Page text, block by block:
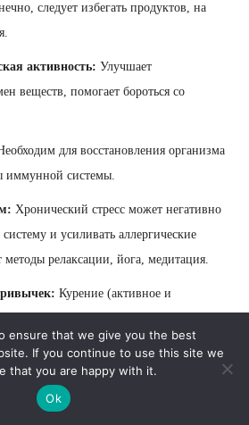
следует избегать продуктов, на
активность: Улучшает
веществ, помогает бороться со
для восстановления организма
иммунной системы.
Хронический стресс может негативно
и усиливать аллергические
релаксации, йога, медитация.
Курение (активное и
с попытками
систему различными
ensure that we give you the best
If you continue to use this site we
that you are happy with it.
Ok